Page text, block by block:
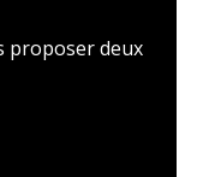
proposer deux